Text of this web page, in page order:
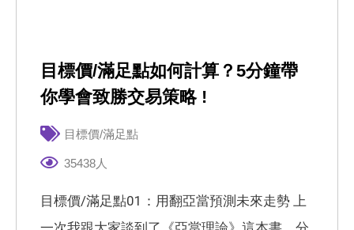
目標價/滿足點如何計算？5分鐘帶
你學會致勝交易策略 !
目標價/滿足點
35438人
目標價/滿足點01：用翻亞當預測未來走勢 上